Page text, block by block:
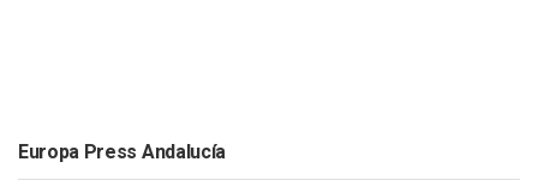
Europa Press Andalucía